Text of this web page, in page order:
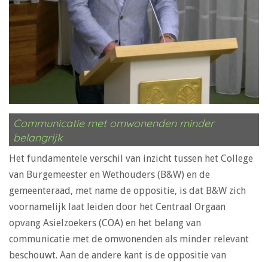
Communicatie met omwonenden minder
belangrijk
Het fundamentele verschil van inzicht tussen het College
van Burgemeester en Wethouders (B&W) en de
gemeenteraad, met name de oppositie, is dat B&W zich
voornamelijk laat leiden door het Centraal Orgaan
opvang Asielzoekers (COA) en het belang van
communicatie met de omwonenden als minder relevant
beschouwt. Aan de andere kant is de oppositie van